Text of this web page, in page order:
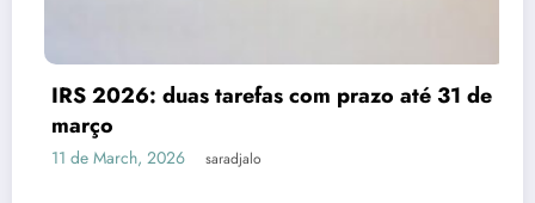
IRS 2026: duas tarefas com prazo até 31 de
março
11 de March, 2026 saradjalo